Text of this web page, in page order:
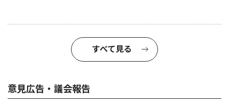
すべて見る
意見広告・議会報告